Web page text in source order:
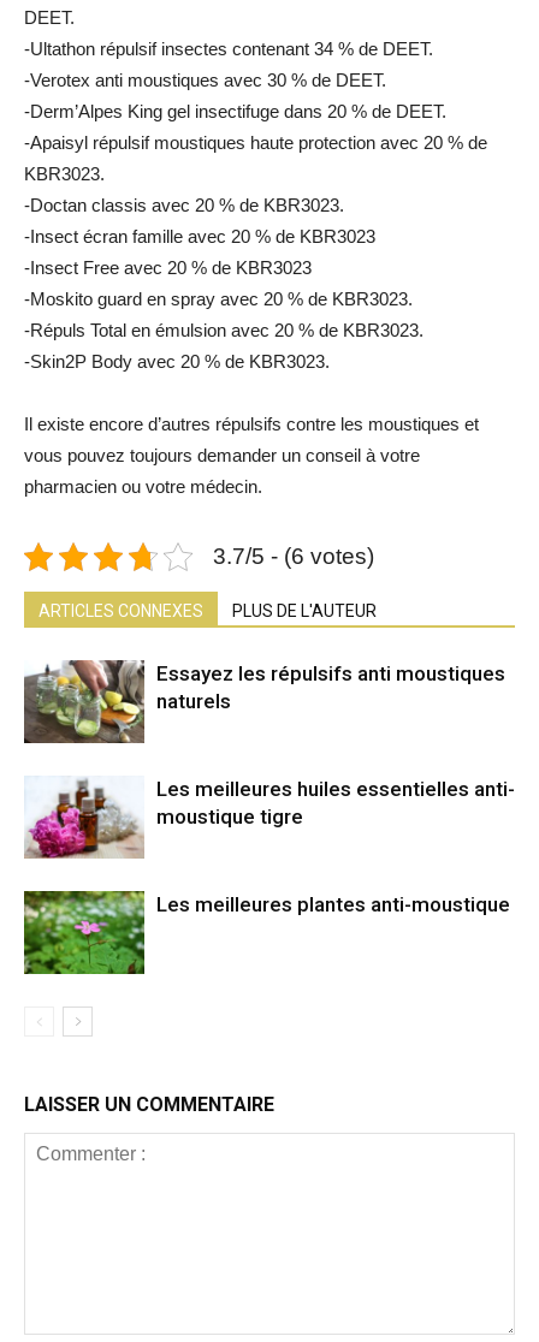
DEET.
-Ultathon répulsif insectes contenant 34 % de DEET.
-Verotex anti moustiques avec 30 % de DEET.
-Derm’Alpes King gel insectifuge dans 20 % de DEET.
-Apaisyl répulsif moustiques haute protection avec 20 % de
KBR3023.
-Doctan classis avec 20 % de KBR3023.
-Insect écran famille avec 20 % de KBR3023
-Insect Free avec 20 % de KBR3023
-Moskito guard en spray avec 20 % de KBR3023.
-Répuls Total en émulsion avec 20 % de KBR3023.
-Skin2P Body avec 20 % de KBR3023.
Il existe encore d’autres répulsifs contre les moustiques et
vous pouvez toujours demander un conseil à votre
pharmacien ou votre médecin.
3.7/5 - (6 votes)
ARTICLES CONNEXES PLUS DE L'AUTEUR
Essayez les répulsifs anti moustiques
naturels
Les meilleures huiles essentielles anti-
moustique tigre
Les meilleures plantes anti-moustique
LAISSER UN COMMENTAIRE